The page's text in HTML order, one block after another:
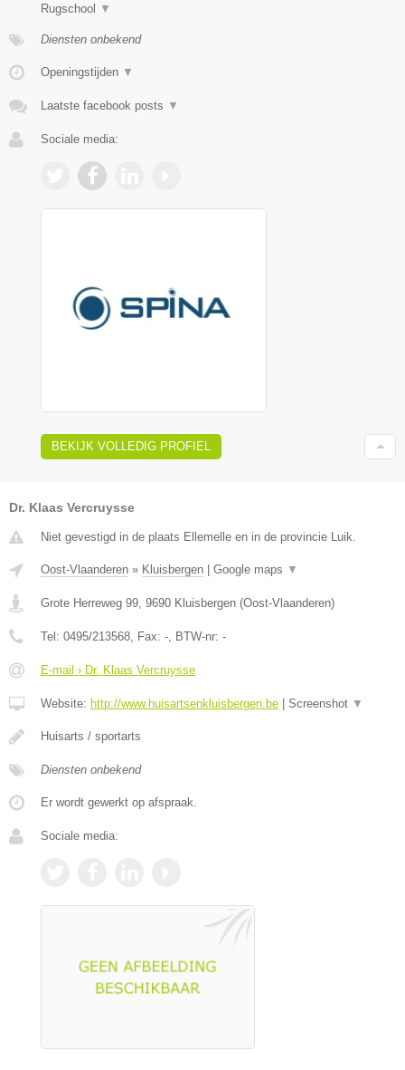
Rugschool
▼
Diensten onbekend
Openingstijden ▼
Laatste facebook posts ▼
Sociale media:
BEKIJK VOLLEDIG PROFIEL
Dr. Klaas Vercruysse
Niet gevestigd in de plaats Ellemelle en in de provincie Luik.
Oost-Vlaanderen » Kluisbergen Google maps ▼
Grote Herreweg 99 9690 Kluisbergen (Oost-Vlaanderen)
Tel: 0495/213568 , Fax: - , BTW-nr: -
E-mail › Dr. Klaas Vercruysse
Website: http://www.huisartsenkluisbergen.be Screenshot ▼
Huisarts / sportarts
Diensten onbekend
Er wordt gewerkt op afspraak.
Sociale media: